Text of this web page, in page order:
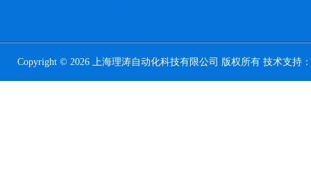
Copyright © 2026 上海理涛自动化科技有限公司 版权所有 技术支持：